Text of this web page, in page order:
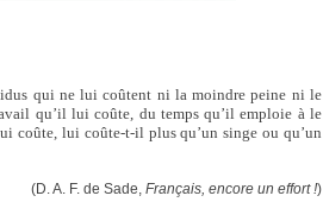
qui ne lui coûtent ni la moindre peine ni le
qu’il lui coûte, du temps qu’il emploie à le
coûte, lui coûte-t-il plus qu’un singe ou qu’un
(D. A. F. de Sade, Français, encore un effort !)